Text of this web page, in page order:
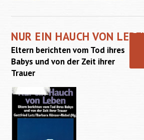
NUR EIN HAUCH VON
Eltern berichten vom Tod ihres
Babys und von der Zeit ihrer
Trauer